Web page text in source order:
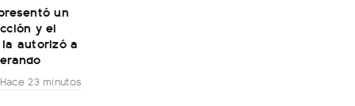
un
y el
autorizó a
Hace 23 minutos